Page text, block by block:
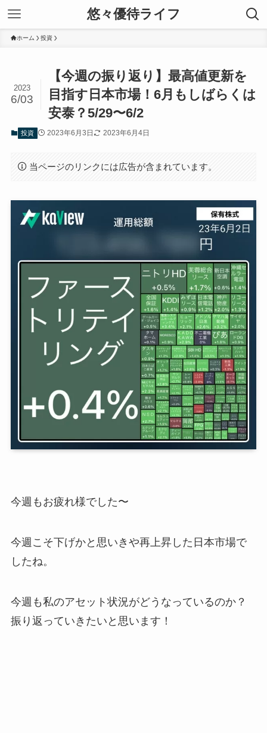
悠々優待ライフ
ホーム 投資
【今週の振り返り】最高値更新を
目指す日本市場！6月もしばらくは
安泰？5/29〜6/2
2023
6/03
投資 2023年6月3日 2023年6月4日
当ページのリンクには広告が含まれています。
今週もお疲れ様でした〜
今週こそ下げかと思いきや再上昇した日本市場で
したね。
今週も私のアセット状況がどうなっているのか？
振り返っていきたいと思います！